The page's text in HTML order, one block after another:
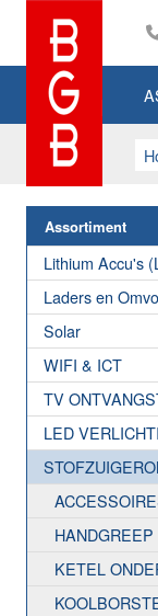
Assortiment
Lithium Accu's
Laders en
Solar
WIFI & ICT
TV
LED
HANDGREEP
KETEL